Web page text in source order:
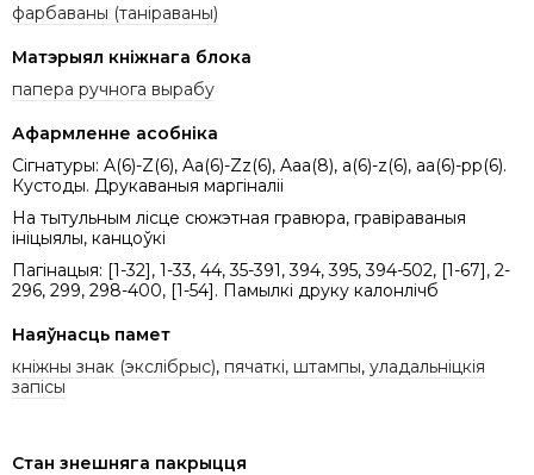
фарбаваны (таніраваны)
Матэрыял кніжнага блока
папера ручнога вырабу
Афармленне асобніка
Сігнатуры: A(6)-Z(6), Aa(6)-Zz(6), Aaa(8), a(6)-z(6), aa(6)-pp(6).
Кустоды. Друкаваныя маргіналіі
На тытульным лісце сюжэтная гравюра, гравіраваныя
ініцыялы, канцоўкі
Пагінацыя: [1-32], 1-33, 44, 35-391, 394, 395, 394-502, [1-67], 2-
296, 299, 298-400, [1-54]. Памылкі друку калонлічб
Наяўнасць памет
кніжны знак (экслібрыс), пячаткі, штампы, уладальніцкія
запісы
Стан знешняга пакрыцця